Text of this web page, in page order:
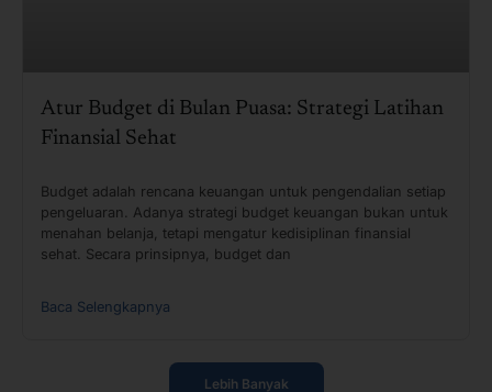
Atur Budget di Bulan Puasa: Strategi Latihan
Finansial Sehat
Budget adalah rencana keuangan untuk pengendalian setiap
pengeluaran. Adanya strategi budget keuangan bukan untuk
menahan belanja, tetapi mengatur kedisiplinan finansial
sehat. Secara prinsipnya, budget dan
Baca Selengkapnya
Lebih Banyak